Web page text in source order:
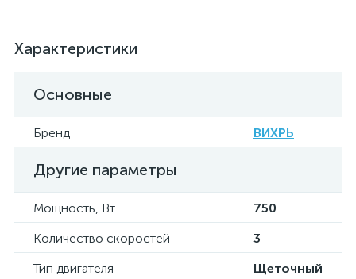
Характеристики
Основные
Бренд ВИХРЬ
Другие параметры
Мощность, Вт
750
Количество скоростей
3
Тип двигателя
Щеточный